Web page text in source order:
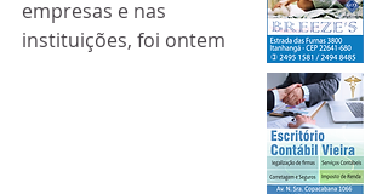
empresas e nas
instituições, foi ontem